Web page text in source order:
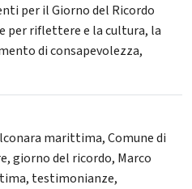
per il Giorno del Ricordo
per riflettere e la cultura, la
di consapevolezza,
marittima,Comune di
,giorno del ricordo, Marco
, testimonianze,